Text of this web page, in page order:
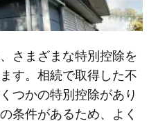
さまざまな特別控除を
す。相続で取得した不
つかの特別控除があり
条件があるため、よく